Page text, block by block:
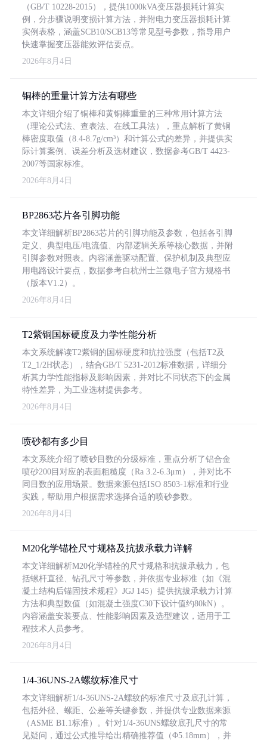
（GB/T 10228-2015），提供1000kVA变压器损耗计算实
例，分步骤说明变损计算方法，并附电力变压器损耗计算
实例表格，涵盖SCB10/SCB13等常见型号参数，指导用户
快速掌握变压器能效评估要点。
2026年8月4日
铜棒的重量计算方法有哪些
本文详细介绍了铜棒和黄铜棒重量的三种常用计算方法
（理论公式法、查表法、在线工具法），重点解析了黄铜
棒密度取值（8.4-8.7g/cm³）和计算公式的差异，并提供实
际计算案例、误差分析及选材建议，数据参考GB/T 4423-
2007等国家标准。
2026年8月4日
BP2863芯片各引脚功能
本文详细解析BP2863芯片的引脚功能及参数，包括各引脚
定义、典型电压/电流值、内部逻辑关系等核心数据，并附
引脚参数对照表。内容涵盖驱动配置、保护机制及典型应
用电路设计要点，数据参考自杭州士兰微电子官方规格书
（版本V1.2）。
2026年8月4日
T2紫铜国标硬度及力学性能分析
本文系统解读T2紫铜的国标硬度和抗拉强度（包括T2及
T2_1/2H状态），结合GB/T 5231-2012标准数据，详细分
析其力学性能指标及影响因素，并对比不同状态下的金属
特性差异，为工业选材提供参考。
2026年8月4日
喷砂都有多少目
本文系统介绍了喷砂目数的分级标准，重点分析了铝合金
喷砂200目对应的表面粗糙度（Ra 3.2-6.3μm），并对比不
同目数的应用场景。数据来源包括ISO 8503-1标准和行业
实践，帮助用户根据需求选择合适的喷砂参数。
2026年8月4日
M20化学锚栓尺寸规格及抗拔承载力详解
本文详细解析M20化学锚栓的尺寸规格和抗拔承载力，包
括螺杆直径、钻孔尺寸等参数，并依据专业标准（如《混
凝土结构后锚固技术规程》JGJ 145）提供抗拔承载力计算
方法和典型数值（如混凝土强度C30下设计值约80kN）。
内容涵盖安装要点、性能影响因素及选型建议，适用于工
程技术人员参考。
2026年8月4日
1/4-36UNS-2A螺纹标准尺寸
本文详细解析1/4-36UNS-2A螺纹的标准尺寸及底孔计算，
包括外径、螺距、公差等关键参数，并提供专业数据来源
（ASME B1.1标准）。针对1/4-36UNS螺纹底孔尺寸的常
见疑问，通过公式推导给出精确推荐值（Φ5.18mm），并